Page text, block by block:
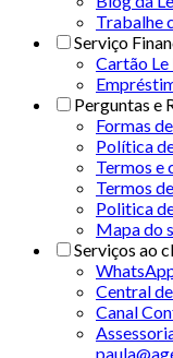
Trabalhe
Serviço
Cartão
Perguntas e
Formas
Política
Termos e
Termos
Politica
Mapa do
Serviços ao
Central
Canal